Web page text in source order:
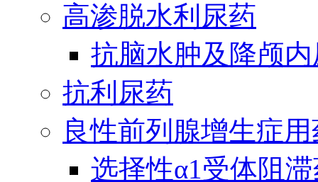
高渗脱水利尿药
抗脑水肿及降颅
抗利尿药
良性前列腺增生症
选择性α1受体阻